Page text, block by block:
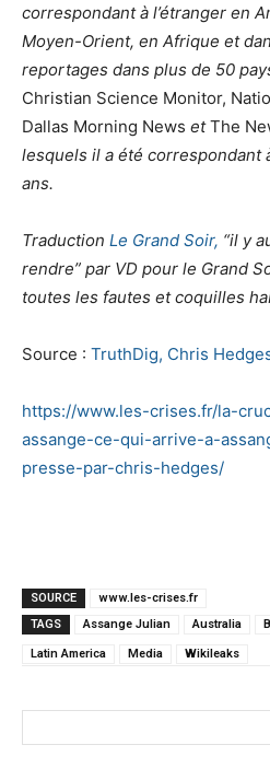
correspondant à l’étranger en
Moyen-Orient, en Afrique et
reportages dans plus de 50
Christian Science Monitor,
Dallas Morning News etThe
lesquels il a été correspondant
ans.
Traduction Le Grand Soir, “il y
rendre” par VD pour le Grand
toutes les fautes et coquilles
Source : TruthDig, Chris
https://www.les-crises.fr/la-
assange-ce-qui-arrive-a-
presse-par-chris-hedges/
SOURCE
www.les-crises.fr
TAGS
Assange Julian Australia
Latin America Media Wikileaks